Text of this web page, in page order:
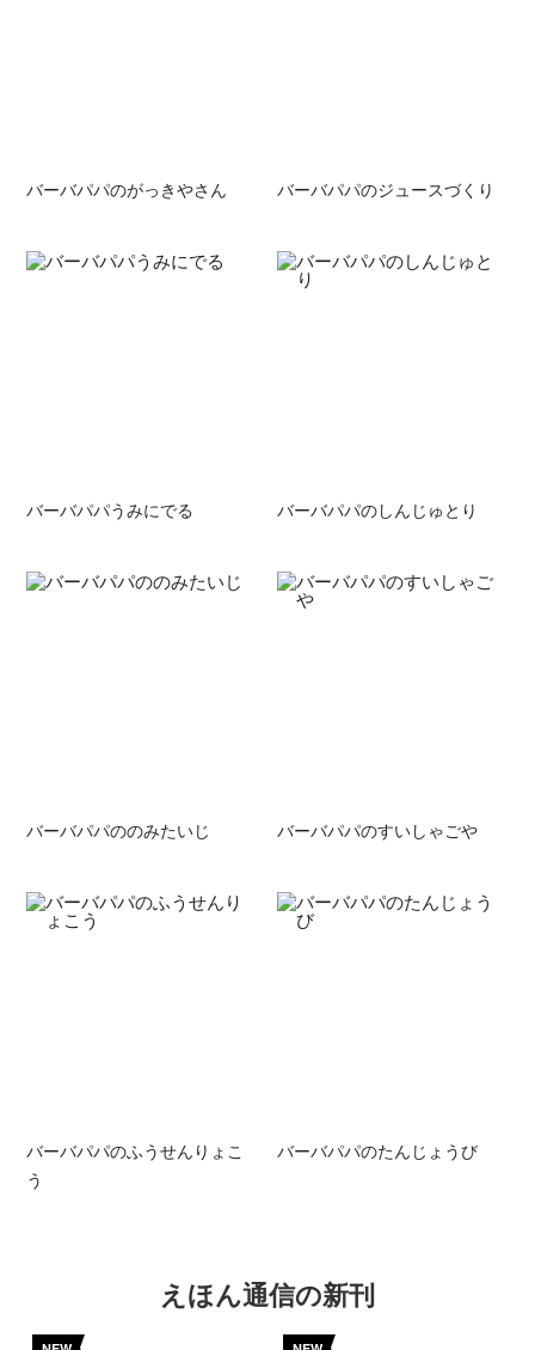
バーバパパのがっきやさん バーバパパのジュースづくり
バーバパパうみにでる バーバパパのしんじゅとり
バーバパパののみたいじ バーバパパのすいしゃごや
バーバパパのふうせんりょこ
う
バーバパパのたんじょうび
えほん通信の新刊